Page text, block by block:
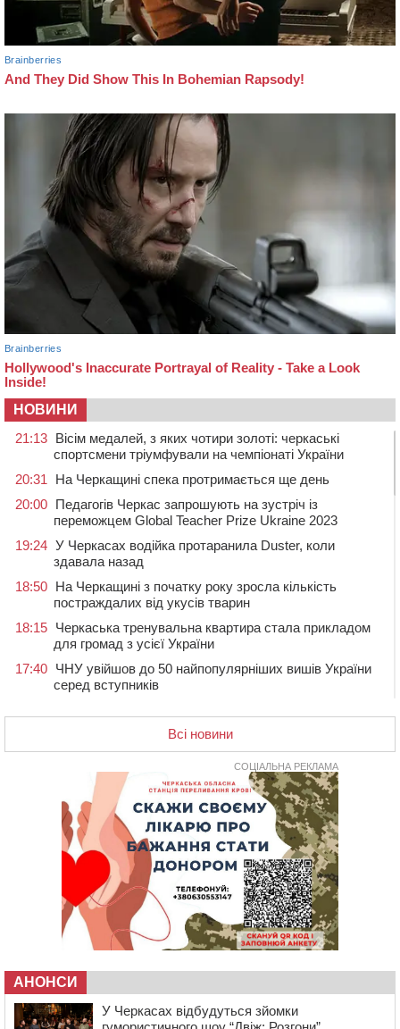
НОВИНИ
21:13 Вісім медалей, з яких чотири золоті: черкаські
спортсмени тріумфували на чемпіонаті України
20:31
На Черкащині спека протримається ще день
20:00 Педагогів Черкас запрошують на зустріч із
переможцем Global Teacher Prize Ukraine 2023
19:24 У Черкасах водійка протаранила Duster, коли
здавала назад
18:50 На Черкащині з початку року зросла кількість
постраждалих від укусів тварин
18:15 Черкаська тренувальна квартира стала прикладом
для громад з усієї України
17:40 ЧНУ увійшов до 50 найпопулярніших вишів України
серед вступників
контейнерний майданчик
16:32
Без розтину грудної клітки: у Черкасах 75-річній
пацієнтці замінили аортальний клапан
У Черкаському онкоцентрі встановили сонячну
електростанцію за понад пів мільйона гривень
У Київській області прощаються з полеглим на
фронті жителем Монастирищини
У Черкасах містяни через нову скляну зупинку і
вирізані дерева потерпають від спеки: Бондаренко
обіцяє масштабне озеленення
Провокував конфлікт і зачинився в автівці: у ТЦК
чоловіка у Тальному
13:55
У Тальному працівники ТЦК вибили вікно і
Всі новини
СОЦІАЛЬНА РЕКЛАМА
АНОНСИ
У Черкасах відбудуться зйомки